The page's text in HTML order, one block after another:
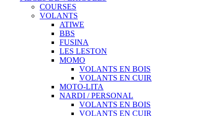
COURSES
VOLANTS
ATIWE
BBS
FUSINA
LES LESTON
MOMO
VOLANTS EN BOIS
VOLANTS EN CUIR
MOTO-LITA
NARDI / PERSONAL
VOLANTS EN BOIS
VOLANTS EN CUIR